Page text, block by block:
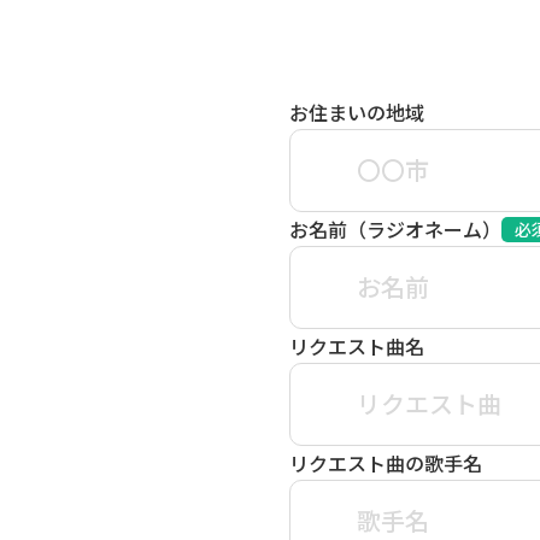
お住まいの地域
お名前（ラジオネーム） 必
リクエスト曲名
リクエスト曲の歌手名